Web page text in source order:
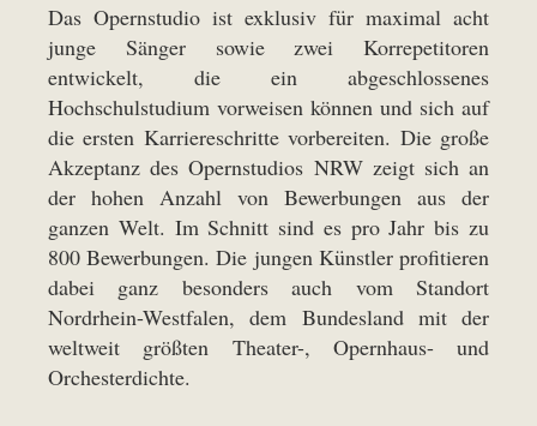
Das Opernstudio ist exklusiv für maximal acht
junge Sänger sowie zwei Korrepetitoren
entwickelt, die ein abgeschlossenes
Hochschulstudium vorweisen können und sich auf
die ersten Karriereschritte vorbereiten. Die große
Akzeptanz des Opernstudios NRW zeigt sich an
der hohen Anzahl von Bewerbungen aus der
ganzen Welt. Im Schnitt sind es pro Jahr bis zu
800 Bewerbungen. Die jungen Künstler profitieren
dabei ganz besonders auch vom Standort
Nordrhein-Westfalen, dem Bundesland mit der
weltweit größten Theater-, Opernhaus- und
Orchesterdichte.